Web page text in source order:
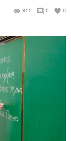
311 0 0